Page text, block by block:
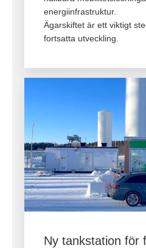
energiinfrastruktur.
Ägarskiftet är ett viktigt
fortsatta utveckling.
Ny tankstation för